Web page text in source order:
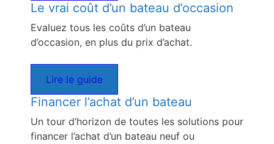
Le vrai coût d’un bateau d’occasion
Evaluez tous les coûts d’un bateau
d’occasion, en plus du prix d’achat.
Lire le guide
Financer l’achat d’un bateau
Un tour d’horizon de toutes les solutions pour
financer l’achat d’un bateau neuf ou